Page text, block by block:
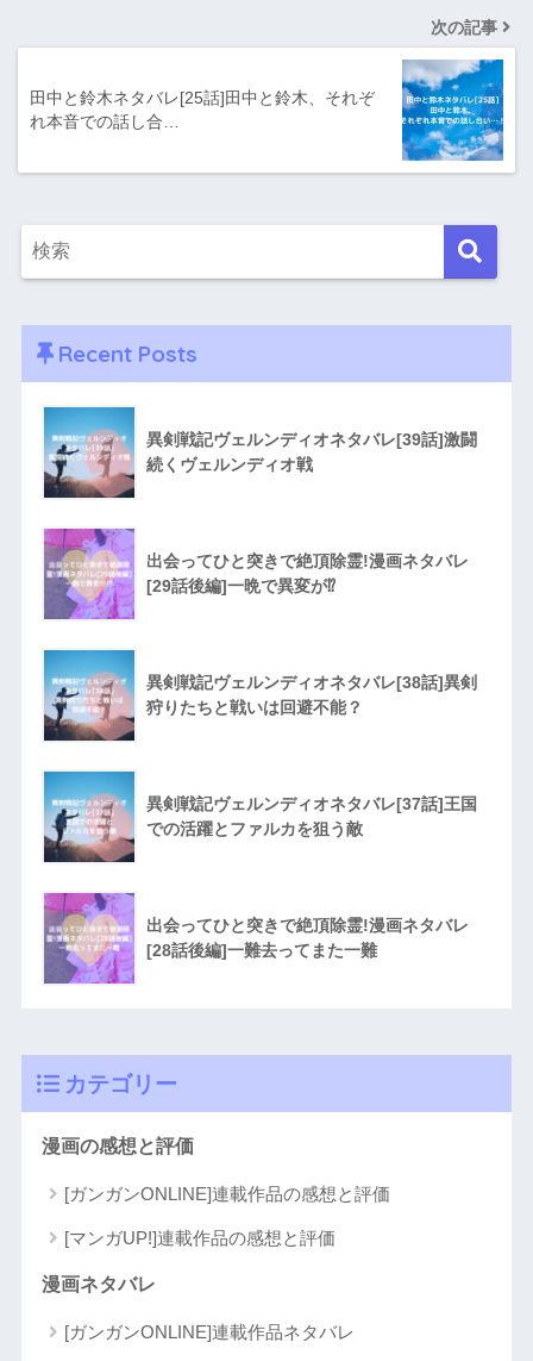
次の記事
田中と鈴木ネタバレ[25話]田中と鈴木、それぞ
れ本音での話し合…
Recent Posts
異剣戦記ヴェルンディオネタバレ[39話]激闘
続くヴェルンディオ戦
出会ってひと突きで絶頂除霊!漫画ネタバレ
[29話後編]一晩で異変が⁉︎
異剣戦記ヴェルンディオネタバレ[38話]異剣
狩りたちと戦いは回避不能？
異剣戦記ヴェルンディオネタバレ[37話]王国
での活躍とファルカを狙う敵
出会ってひと突きで絶頂除霊!漫画ネタバレ
[28話後編]一難去ってまた一難
カテゴリー
漫画の感想と評価
[ガンガンONLINE]連載作品の感想と評価
[マンガUP!]連載作品の感想と評価
漫画ネタバレ
[ガンガンONLINE]連載作品ネタバレ